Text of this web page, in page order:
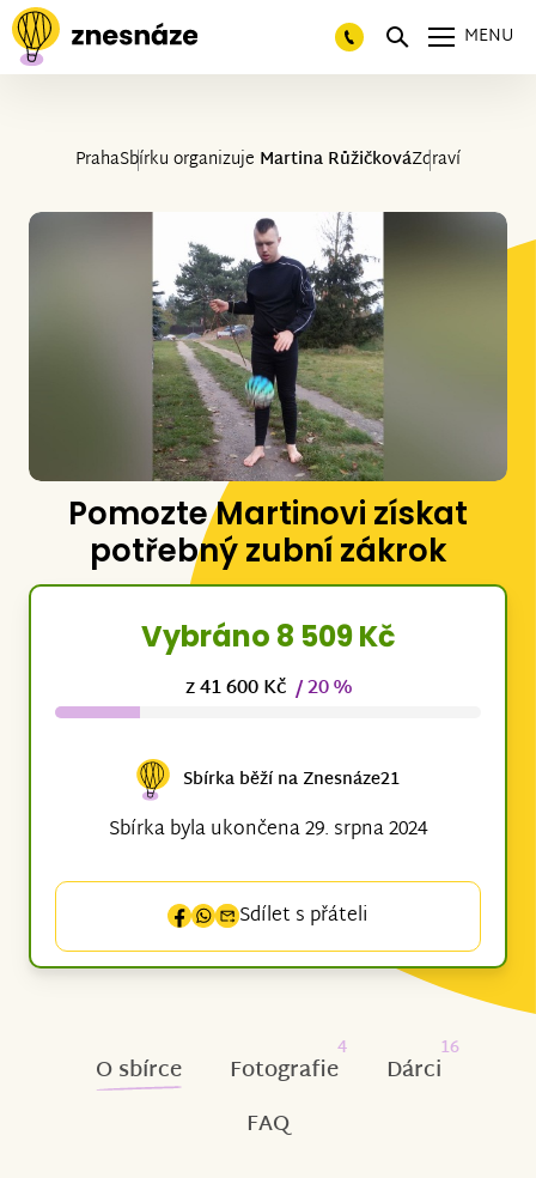
MENU
PrahaSbírku organizuje Martina RůžičkováZdraví
Pomozte Martinovi získat
potřebný zubní zákrok
Vybráno 8 509 Kč
z 41 600 Kč / 20 %
Sbírka běží na Znesnáze21
Sbírka byla ukončena 29. srpna 2024
Sdílet s přáteli
O sbírce Fotografie
4
Dárci
16
FAQ